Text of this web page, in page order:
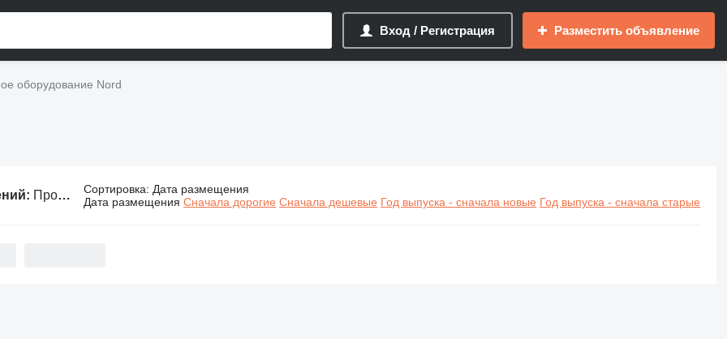
Вход / Регистрация Разместить объявление
оборудование Nord
Промышленное оборудование Nord Сортировка: Дата размещения
Дата размещения Сначала дорогие Сначала дешевые Год выпуска - сначала новые Год выпуска - сначала старые